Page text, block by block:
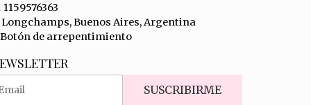
1159576363
Longchamps, Buenos Aires, Argentina
Botón de arrepentimiento
SUSCRIBIRME